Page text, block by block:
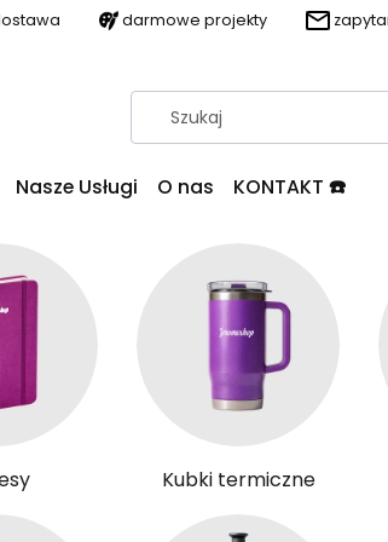
darmowe projekty
Nasze Usługi O nas KONTAKT ☎️
Kubki termiczne